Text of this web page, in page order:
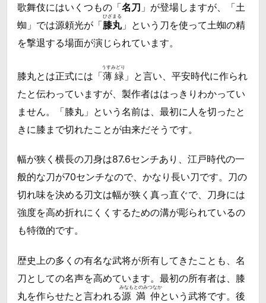
歌舞伎にはいくつもの「名刀 」が登場しますが、「土
蜘」では源頼光が「膝丸
ひざまる
」という刀を使って土蜘の精
を撃退する場面が演じられています。
膝丸とは正式には「薄緑
うすみどり
」と言い、平安時代に作られ
たと伝わっていますが、製作者ははっきりわかってい
ません。「膝丸」という名前は、最初に人を切ったと
きに膝まで切れたことが由来だそうです。
幅が狭く横長の刀身は87.6センチあり、江戸時代の一
般的な刀が70センチなので、かなり長い刀です。刀の
切れ味を決める刃文は幅が狭く真っ直ぐで、刀身には
強度を高め折れにくくするための溝が彫られているの
も特徴的です。
歴史上の多くの有名な武将が所有してきたことも、名
刀としての名声を高めています。最初の所有者は、膝
丸を作らせたと言われる源満仲
みなもとのみつなか
という武将です。後